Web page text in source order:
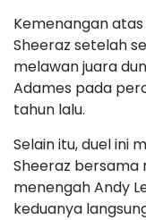
Kemenangan
Sheeraz setelah
melawan juara
Adames pada
tahun lalu.
Selain itu, duel ini
Sheeraz bersama
menengah Andy
keduanya